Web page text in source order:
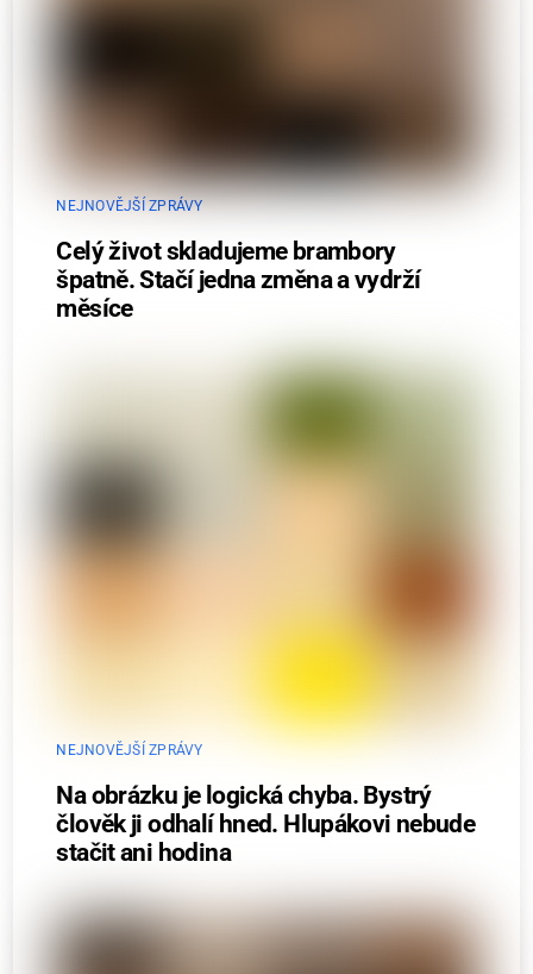
NEJNOVĚJŠÍ ZPRÁVY
Celý život skladujeme brambory
špatně. Stačí jedna změna a vydrží
měsíce
NEJNOVĚJŠÍ ZPRÁVY
Na obrázku je logická chyba. Bystrý
člověk ji odhalí hned. Hlupákovi nebude
stačit ani hodina